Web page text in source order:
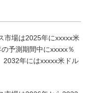
市場は2025年にxxxxx米
予測期間中にxxxxx％
2032年にはxxxxx米ドル